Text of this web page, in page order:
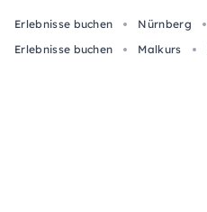
Erlebnisse buchen Nürnberg
Erlebnisse buchen
Malkurs